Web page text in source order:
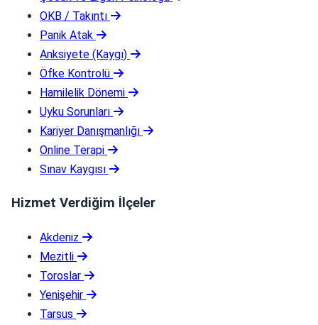
OKB / Takıntı
Panik Atak
Anksiyete (Kaygı)
Öfke Kontrolü
Hamilelik Dönemi
Uyku Sorunları
Kariyer Danışmanlığı
Online Terapi
Sınav Kaygısı
Hizmet Verdiğim İlçeler
Akdeniz
Mezitli
Toroslar
Yenişehir
Tarsus